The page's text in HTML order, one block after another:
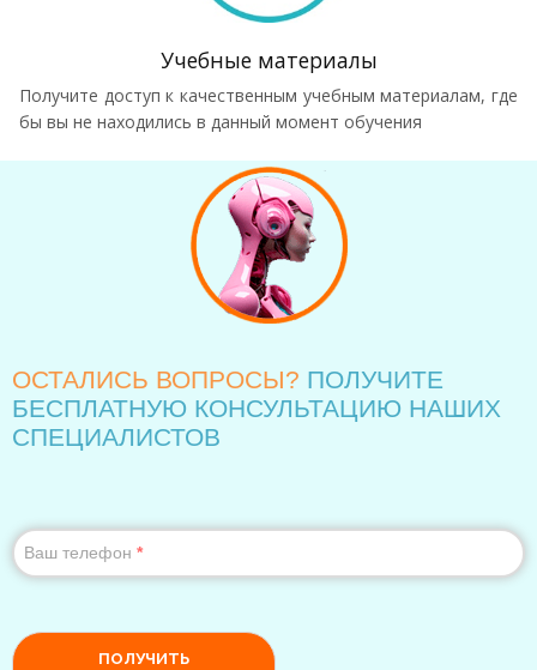
Учебные материалы
Получите доступ к качественным учебным материалам, где
бы вы не находились в данный момент обучения